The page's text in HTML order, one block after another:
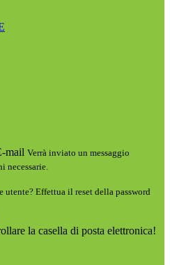
mail Verrà inviato un messaggio
necessarie.
utente? Effettua il reset della password
la casella di posta elettronica!